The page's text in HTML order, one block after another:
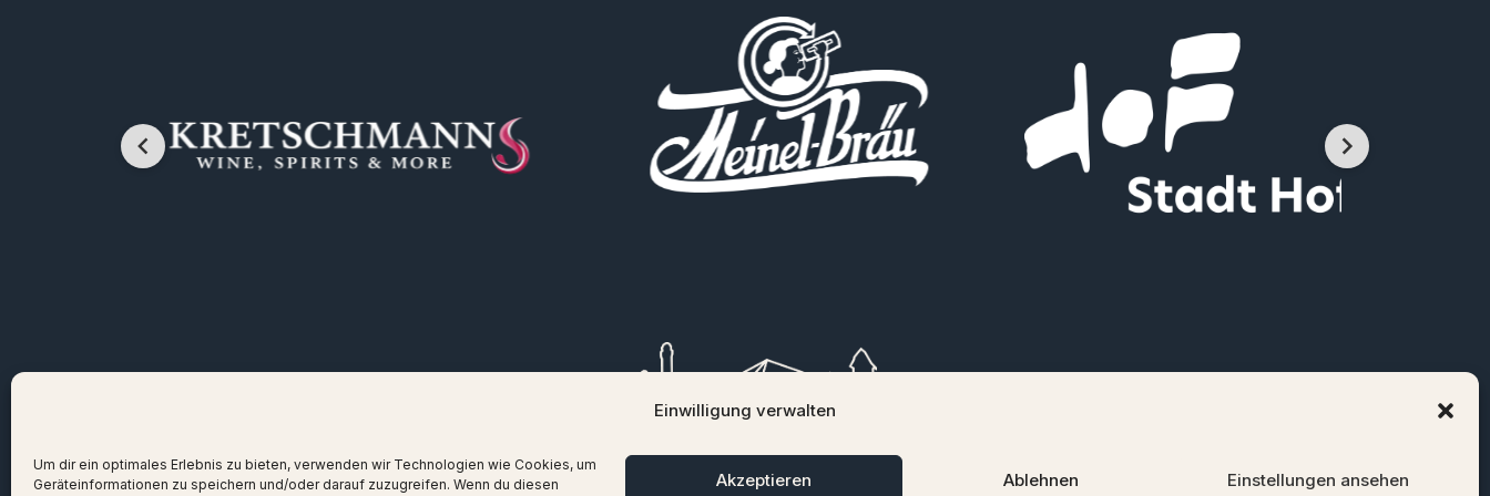
Einwilligung verwalten
Um dir ein optimales Erlebnis zu bieten, verwenden wir Technologien wie Cookies, um
Geräteinformationen zu speichern und/oder darauf zuzugreifen. Wenn du diesen
Akzeptieren Ablehnen Einstellungen ansehen